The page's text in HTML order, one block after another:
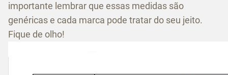
importante lembrar que essas medidas são
genéricas e cada marca pode tratar do seu jeito.
Fique de olho!